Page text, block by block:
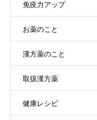
免疫力アップ
お薬のこと
漢方薬のこと
取扱漢方薬
健康レシピ